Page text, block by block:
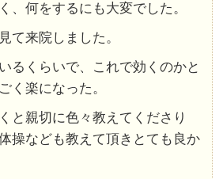
、何をするにも大変でした。
て来院しました。
るくらいで、これで効くのかと
く楽になった。
と親切に色々教えてくださり
操なども教えて頂きとても良か